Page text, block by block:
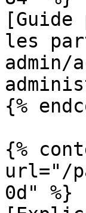
les
admin/
{%
{%
url="/
0d" %}